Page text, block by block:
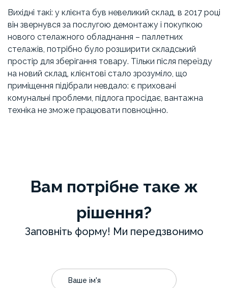
Вихідні такі: у клієнта був невеликий склад, в 2017 році
він звернувся за послугою демонтажу і покупкою
нового стелажного обладнання – паллетних
стелажів, потрібно було розширити складський
простір для зберігання товару. Тільки після переїзду
на новий склад, клієнтові стало зрозуміло, що
приміщення підібрали невдало: є приховані
комунальні проблеми, підлога просідає, вантажна
техніка не зможе працювати повноцінно.
Вам потрібне таке ж
рішення?
Заповніть форму! Ми передзвонимо